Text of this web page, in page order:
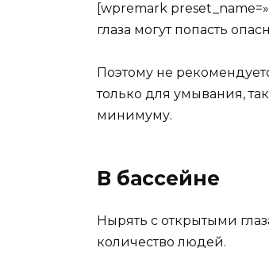
[wpremark
глаза могут попасть
Поэтому не
только для умывания,
минимуму.
В бассейне
Нырять с открытыми
количество людей.